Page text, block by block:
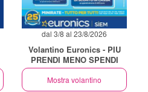
dal 3/8 al 23/8/2026
Volantino Euronics - PIU
PRENDI MENO SPENDI
Mostra volantino